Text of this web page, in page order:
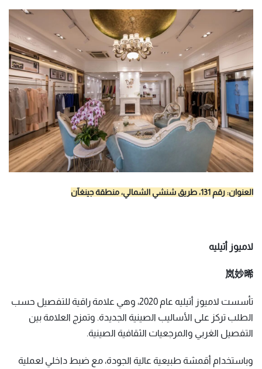
العنوان: رقم 131، طريق شنشي الشمالي، منطقة جينغآن
لاميوز أتيليه
岚妙晞
تأسست لاميوز أتيليه عام 2020، وهي علامة راقية للتفصيل حسب
الطلب تركز على الأساليب الصينية الجديدة. وتمزج العلامة بين
التفصيل الغربي والمرجعيات الثقافية الصينية.
وباستخدام أقمشة طبيعية عالية الجودة، مع ضبط داخلي لعملية